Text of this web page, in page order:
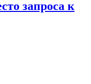
запроса к